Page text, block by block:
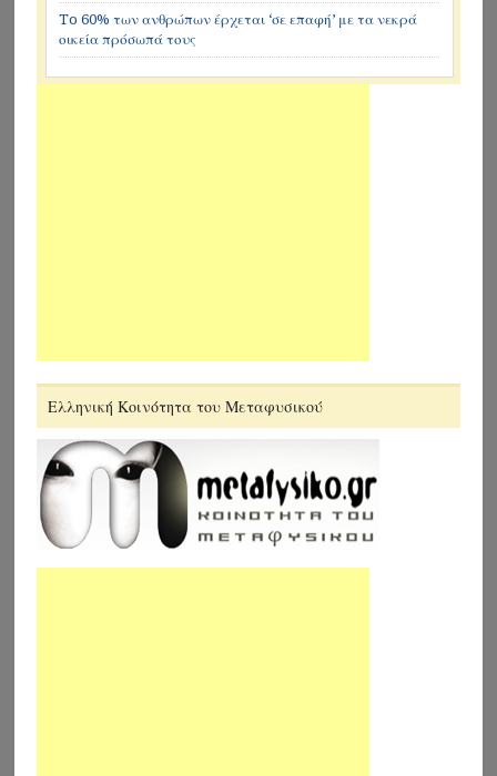
To 60% των ανθρώπων έρχεται ‘σε επαφή’ με τα νεκρά
οικεία πρόσωπά τους
Ελληνική Κοινότητα του Μεταφυσικού